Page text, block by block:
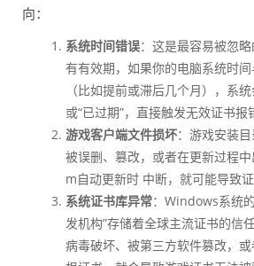
向：
系统时间错误：这是最容易被忽
有有效期，如果你的电脑系统时
（比如提前或滞后几个月），系
或“已过期”，直接触发无效证书报
游戏客户端文件损坏：游戏安装
被误删、篡改，或者在更新过程
m自动更新时 中断，就可能导致证
系统证书库异常：Windows系统
发机构”存储着全球主流证书的信
病毒破坏、被第三方软件篡改，